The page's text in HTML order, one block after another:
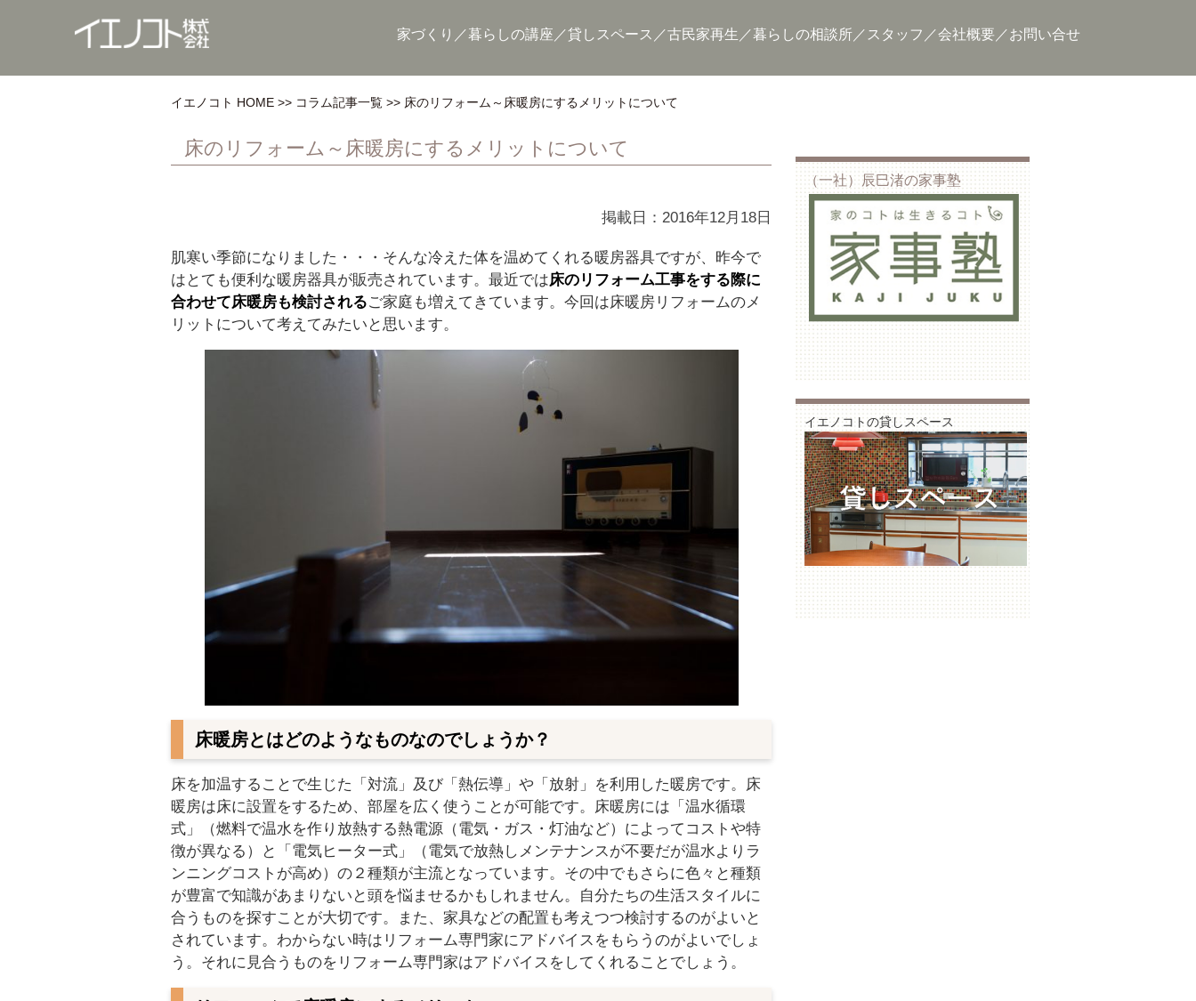
家づくり 暮らしの講座 貸しスペース 古民家再生 暮らしの相談所 スタッフ 会社概要 お問い合せ
イエノコト HOME コラム記事一覧 床のリフォーム～床暖房にするメリットについて
床のリフォーム～床暖房にするメリットについて
掲載日：2016年12月18日
肌寒い季節になりました・・・そんな冷えた体を温めてくれる暖房器具ですが、昨今で
はとても便利な暖房器具が販売されています。最近では床のリフォーム工事をする際に
合わせて床暖房も検討されるご家庭も増えてきています。今回は床暖房リフォームのメ
リットについて考えてみたいと思います。
床暖房とはどのようなものなのでしょうか？
床を加温することで生じた「対流」及び「熱伝導」や「放射」を利用した暖房です。床
暖房は床に設置をするため、部屋を広く使うことが可能です。床暖房には「温水循環
式」（燃料で温水を作り放熱する熱電源（電気・ガス・灯油など）によってコストや特
徴が異なる）と「電気ヒーター式」（電気で放熱しメンテナンスが不要だが温水よりラ
ンニングコストが高め）の２種類が主流となっています。その中でもさらに色々と種類
が豊富で知識があまりないと頭を悩ませるかもしれません。自分たちの生活スタイルに
合うものを探すことが大切です。また、家具などの配置も考えつつ検討するのがよいと
されています。わからない時はリフォーム専門家にアドバイスをもらうのがよいでしょ
う。それに見合うものをリフォーム専門家はアドバイスをしてくれることでしょう。
（一社）辰巳渚の家事塾
イエノコトの貸しスペース